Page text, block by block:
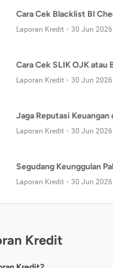
Cara Cek Blacklist BI
Laporan Kredit 30 Jun 2026
Cara Cek SLIK OJK
Laporan Kredit 30 Jun 2026
Jaga Reputasi
Laporan Kredit 30 Jun 2026
Segudang Keunggulan
Laporan Kredit 30 Jun 2026
Kredit